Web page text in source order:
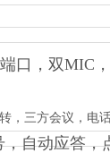
口，双MIC
，三方会议，电
自动应答